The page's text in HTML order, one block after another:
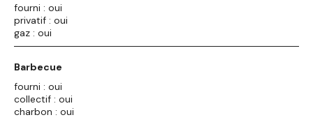
fourni : oui
privatif : oui
gaz : oui
Barbecue
fourni : oui
collectif : oui
charbon : oui